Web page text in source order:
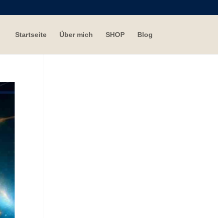
Startseite Über mich SHOP Blog